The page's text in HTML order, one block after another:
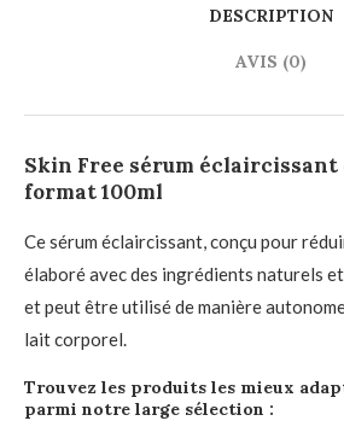
DESCRIPTION
AVIS (0)
Skin Free sérum
format 100ml
Ce sérum éclaircissant, conçu pour
élaboré avec des ingrédients naturels
et peut être utilisé de manière
lait corporel.
Trouvez les produits les mieux
parmi notre large sélection :